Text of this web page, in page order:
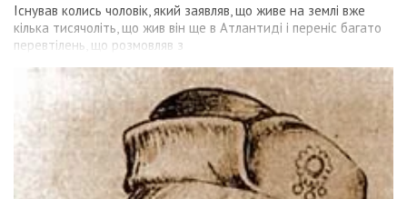
Існував колись чоловік, який заявляв, що живе на землі вже
кілька тисячоліть, що жив він ще в Атлантиді і переніс багато
перевтілень, що розмовляв з